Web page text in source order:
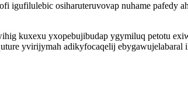
osiharuteruvovap nuhame pafedy
kuxexu yxopebujibudap ygymiluq petotu
yvirijymah adikyfocaqelij